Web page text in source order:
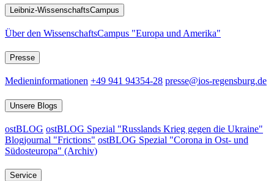
Leibniz-WissenschaftsCampus
Über den WissenschaftsCampus "Europa und Amerika"
Presse
Medieninformationen +49 941 94354-28 presse@ios-regensburg.de
Unsere Blogs
ostBLOG ostBLOG Spezial "Russlands Krieg gegen die Ukraine"
Blogjournal "Frictions" ostBLOG Spezial "Corona in Ost- und
Südosteuropa" (Archiv)
Service